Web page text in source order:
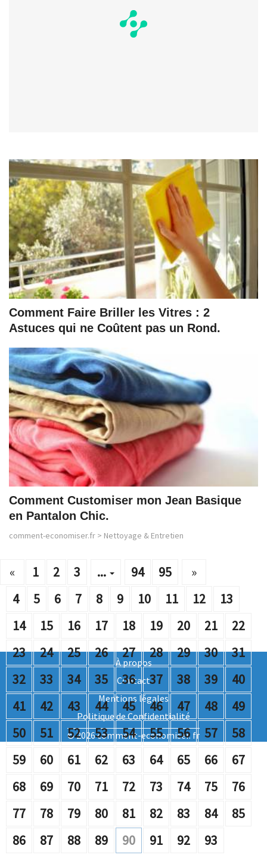
Comment Faire Briller les Vitres : 2
Astuces qui ne Coûtent pas un Rond.
Comment Customiser mon Jean Basique
en Pantalon Chic.
comment-economiser.fr > Nettoyage & Entretien
« 1 2 3
...
4
5 6 7 8 9 10 11 12
13
14
15 16 17 18 19 20 21
22
23
24 25 26 27 28 29 30
31
32
33 34 35 36 37 38 39
40
41
42 43 44 45 46 47 48
49
50
51 52 53 54 55 56 57
58
59
60 61 62 63 64 65 66
67
68
69 70 71 72 73 74 75
76
77
78 79 80 81 82 83 84
85
86
87 88 89 90 91 92 93
94 95 »
À propos
Contact
Mentions légales
Politique de Confidentialité
© 2026 comment-economiser. fr